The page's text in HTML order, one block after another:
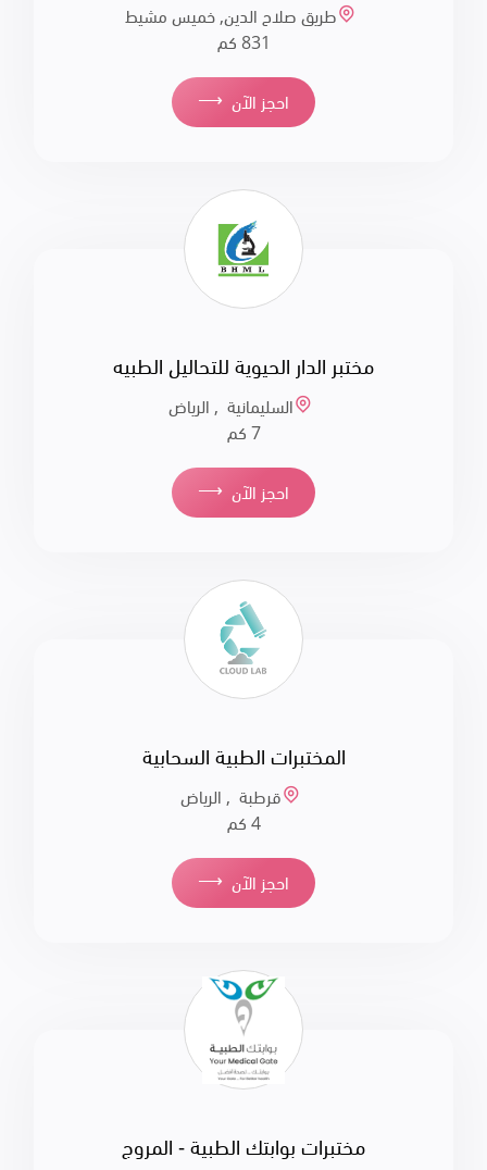
طريق صلاح الدين, خميس مشيط
831 كم
⟶ احجز الآن
مختبر الدار الحيوية للتحاليل الطبيه
السليمانية , الرياض
7 كم
⟶ احجز الآن
المختبرات الطبية السحابية
قرطبة , الرياض
4 كم
⟶ احجز الآن
مختبرات بوابتك الطبية - المروج